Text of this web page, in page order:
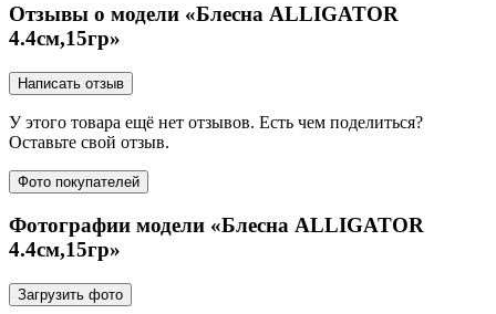
Отзывы о модели «Блесна ALLIGATOR
4.4см,15гр»
Написать отзыв
У этого товара ещё нет отзывов. Есть чем поделиться?
Оставьте свой отзыв.
Фото покупателей
Фотографии модели «Блесна ALLIGATOR
4.4см,15гр»
Загрузить фото